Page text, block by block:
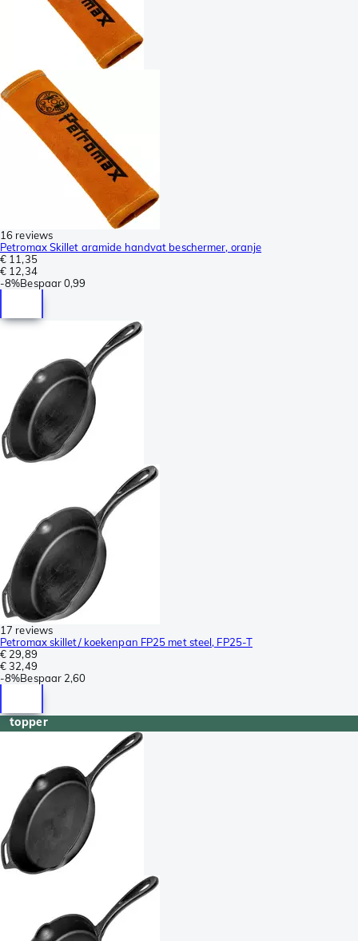
16 reviews
Petromax Skillet aramide handvat beschermer, oranje
€ 11,35
€ 12,34
-8%Bespaar0,99
17 reviews
Petromax skillet/ koekenpan FP25 met steel, FP25-T
€ 29,89
€ 32,49
-8%Bespaar 2,60
topper